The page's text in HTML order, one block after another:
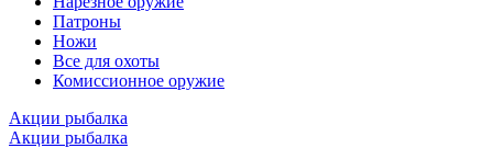
Патроны
Ножи
Все для охоты
Комиссионное оружие
Акции рыбалка
Акции рыбалка